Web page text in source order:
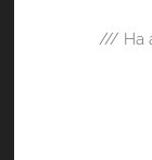
/// Ha